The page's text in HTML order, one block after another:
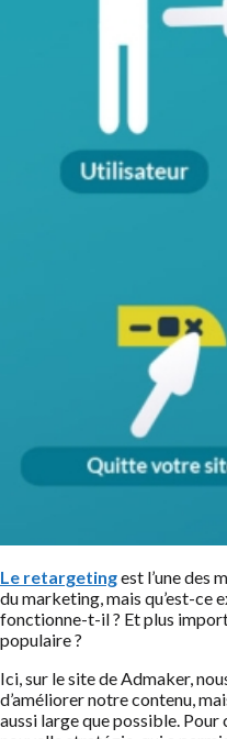
Le retargetingest l’une des
du marketing, mais qu’est-ce
fonctionne-t-il ? Et plus
populaire ?
Ici, sur le site de Admaker,
d’améliorer notre contenu,
aussi large que possible. Pour